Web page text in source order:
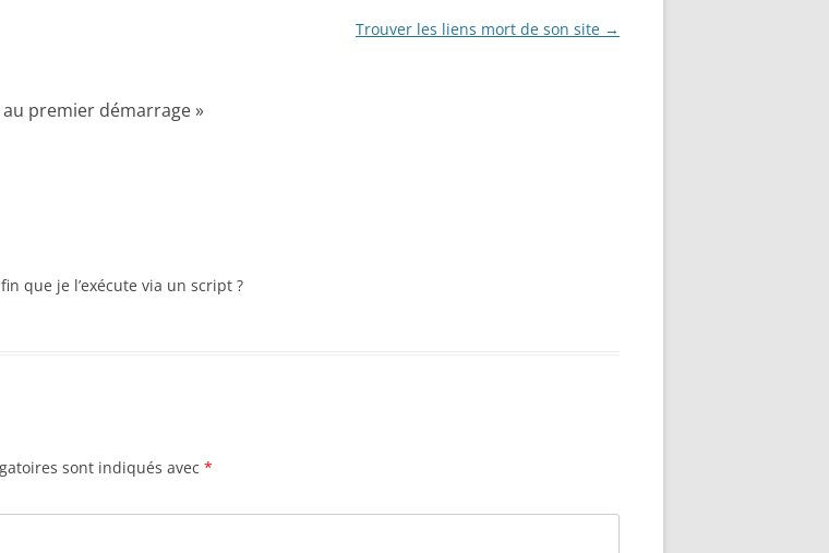
Trouver les liens mort de son site →
premier démarrage»
que je l’exécute via un script ?
sont indiqués avec *